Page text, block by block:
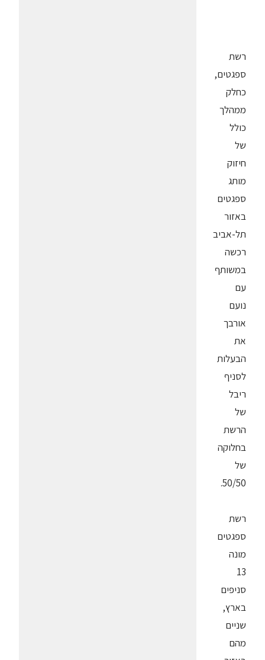
רשת
ספגטים,
כחלק
ממהלך
כולל
של
חיזוק
מותג
ספגטים
באזור
תל-אביב
רכשה
במשותף
עם
נועם
אורבך
את
הבעלות
לסניף
ריבל
של
הרשת
בחלוקה
של
50/50.
רשת
ספגטים
מונה
13
סניפים
בארץ,
שניים
מהם